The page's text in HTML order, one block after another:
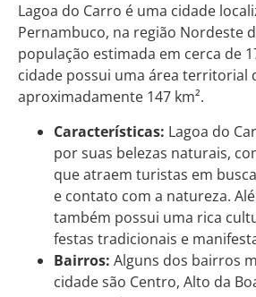
Lagoa do Carro é uma cidade
Pernambuco, na região Nordeste
população estimada em cerca de
cidade possui uma área territorial
aproximadamente 147 km².
Características: Lagoa do
por suas belezas naturais,
que atraem turistas em
e contato com a natureza.
também possui uma rica
festas tradicionais e
Bairros: Alguns dos bairros
cidade são Centro, Alto da